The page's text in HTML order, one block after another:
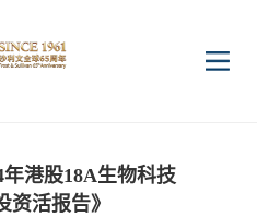
港股18A生物科技
资活报告》